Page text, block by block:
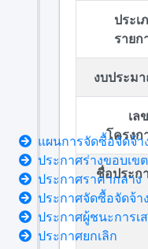
ประเ
รายก
งบประม
เล
โครงก
ชื่อประก
แผนการจัดซื้อจัดจ้า
ประกาศร่างขอบเข
ประกาศราคากลาง
ประกาศจัดซื้อจัดจ้าง
ประกาศผู้ชนะการเ
ประกาศยกเลิก